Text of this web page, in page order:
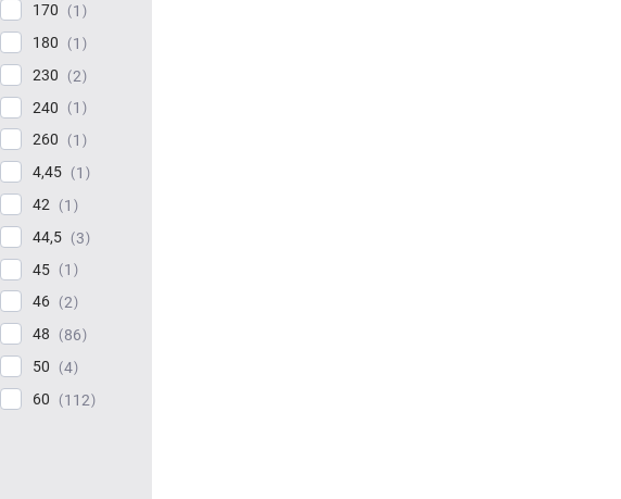
170
1
180
1
230
2
240
1
260
1
4,45
1
42
1
44,5
3
45
1
46
2
48
86
50
4
60
112